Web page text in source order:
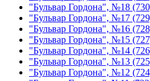
"Бульвар Гордона", №18
"Бульвар Гордона", №17
"Бульвар Гордона", №16
"Бульвар Гордона", №15
"Бульвар Гордона", №14
"Бульвар Гордона", №13
"Бульвар Гордона", №12